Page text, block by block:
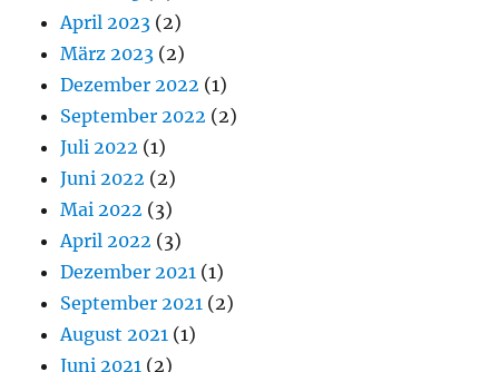
April 2023 (2)
März 2023 (2)
Dezember 2022 (1)
September 2022 (2)
Juli 2022 (1)
Juni 2022 (2)
Mai 2022 (3)
April 2022 (3)
Dezember 2021 (1)
September 2021 (2)
August 2021 (1)
Juni 2021 (2)